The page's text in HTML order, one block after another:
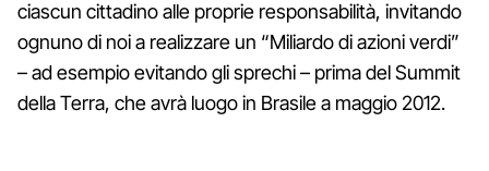
ciascun cittadino alle proprie responsabilità, invitando
ognuno di noi a realizzare un “Miliardo di azioni verdi”
– ad esempio evitando gli sprechi – prima del Summit
della Terra, che avrà luogo in Brasile a maggio 2012.